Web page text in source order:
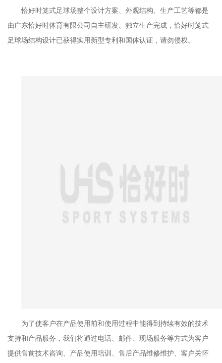
恰好时笼式足球场整个设计方案、外观结构、生产工艺等都是
由广东恰好时体育有限公司自主研发、独立生产完成，恰好时笼式
足球场结构设计已获得实用新型专利和国体认证，请勿侵权。
为了使客户在产品使用前和使用过程中能得到持续有效的技术
支持和产品服务，我们将通过电话、邮件、现场服务等方式为客户
提供售前技术咨询、产品使用培训、售后产品维修维护、客户关怀